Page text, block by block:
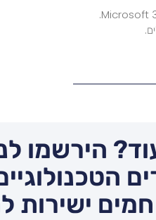
למדו כיצד Microsoft Copilot משפר את היעילות בעבודה עם כלי Microsoft 365.
הירשמו
חמים ישירות